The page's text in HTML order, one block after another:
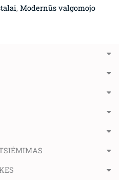
, Modernūs valgomojo